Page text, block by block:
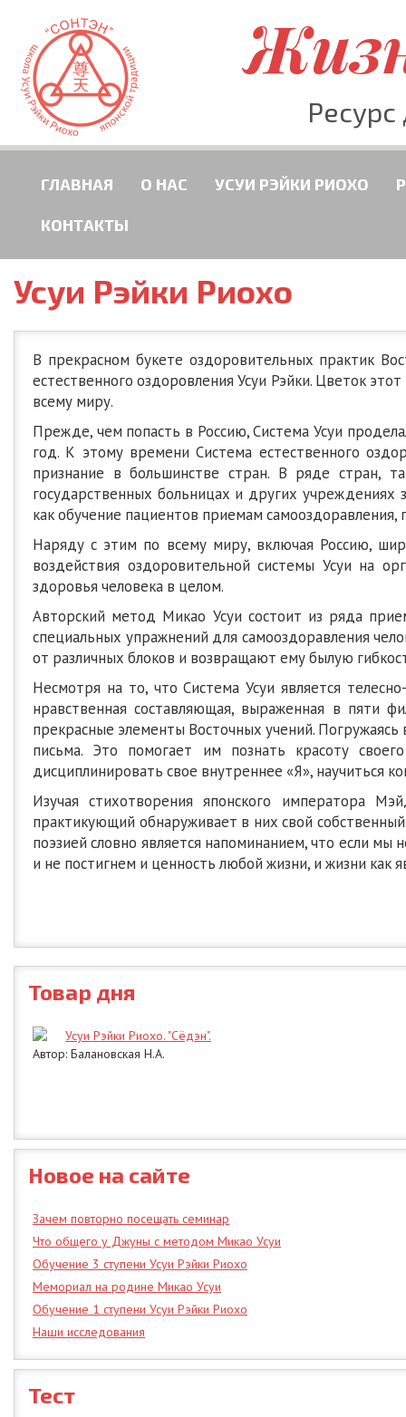
ГЛАВНАЯ О НАС УСУИ РЭЙКИ РИОХО
КОНТАКТЫ
Усуи Рэйки Риохо
В прекрасном букете оздоровительных практик
естественного оздоровления Усуи Рэйки. Цветок
всему миру.
Прежде, чем попасть в Россию, Система Усуи
год. К этому времени Система естественного
признание в большинстве стран. В ряде стран,
государственных больницах и других
как обучение пациентов приемам
Наряду с этим по всему миру, включая Россию,
воздействия оздоровительной системы Усуи на
здоровья человека в целом.
Авторский метод Микао Усуи состоит из ряда
специальных упражнений для самооздоравления
от различных блоков и возвращают ему былую
Несмотря на то, что Система Усуи является
нравственная составляющая, выраженная в пяти
прекрасные элементы Восточных учений.
письма. Это помогает им познать красоту
дисциплинировать свое внутреннее «Я», научиться
Изучая стихотворения японского императора
практикующий обнаруживает в них свой
поэзией словно является напоминанием, что если
и не постигнем и ценность любой жизни, и жизни как
Товар дня
Усуи Рэйки Риохо. "Сёдэн".
Автор: Балановская Н.А.
Новое на сайте
Зачем повторно посещать семинар
Что общего у Джуны с методом Микао Усуи
Обучение 3 ступени Усуи Рэйки Риохо
Мемориал на родине Микао Усуи
Обучение 1 ступени Усуи Рэйки Риохо
Наши исследования
Тест